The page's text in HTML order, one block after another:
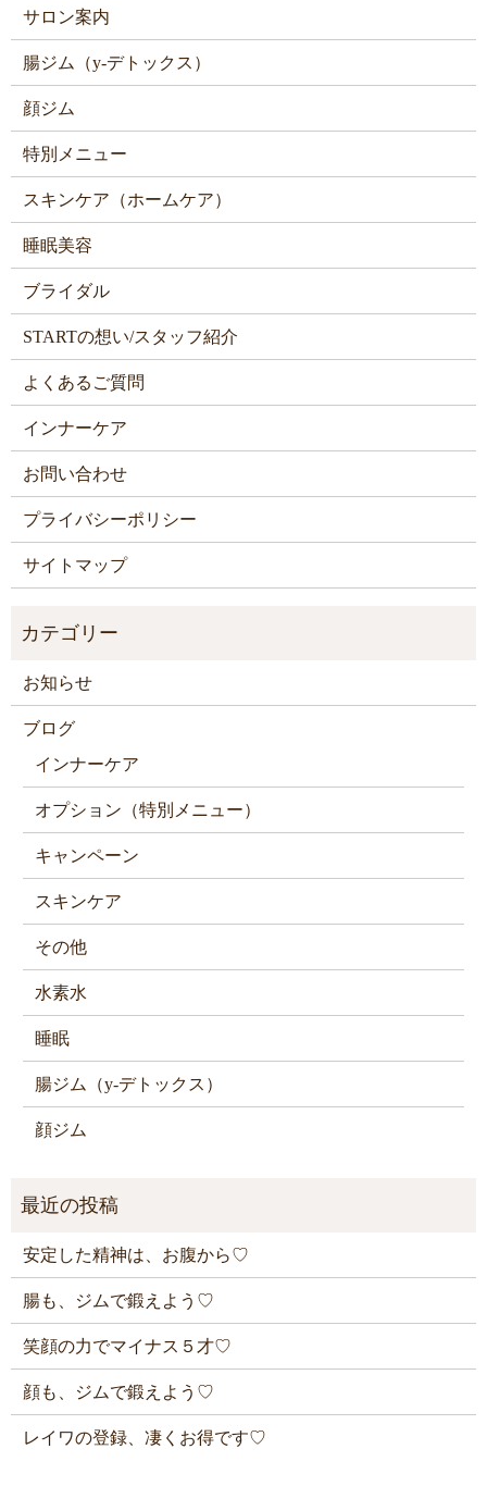
サロン案内
腸ジム（y-デトックス）
顔ジム
特別メニュー
スキンケア（ホームケア）
睡眠美容
ブライダル
STARTの想い/スタッフ紹介
よくあるご質問
インナーケア
お問い合わせ
プライバシーポリシー
サイトマップ
お知らせ
ブログ
インナーケア
オプション（特別メニュー）
キャンペーン
スキンケア
その他
水素水
睡眠
腸ジム（y-デトックス）
顔ジム
安定した精神は、お腹から♡
腸も、ジムで鍛えよう♡
笑顔の力でマイナス５才♡
顔も、ジムで鍛えよう♡
レイワの登録、凄くお得です♡